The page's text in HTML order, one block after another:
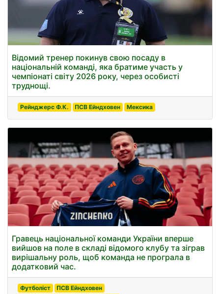
Відомий тренер покинув свою посаду в
національній команді, яка братиме участь у
чемпіонаті світу 2026 року, через особисті
труднощі.
Рейнджерс Ф.К. ПСВ Ейндховен Мексика
Гравець національної команди України вперше
вийшов на поле в складі відомого клубу та зіграв
вирішальну роль, щоб команда не програла в
додатковий час.
Футболіст
ПСВ Ейндховен